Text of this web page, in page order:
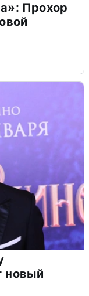
Прохор
новый